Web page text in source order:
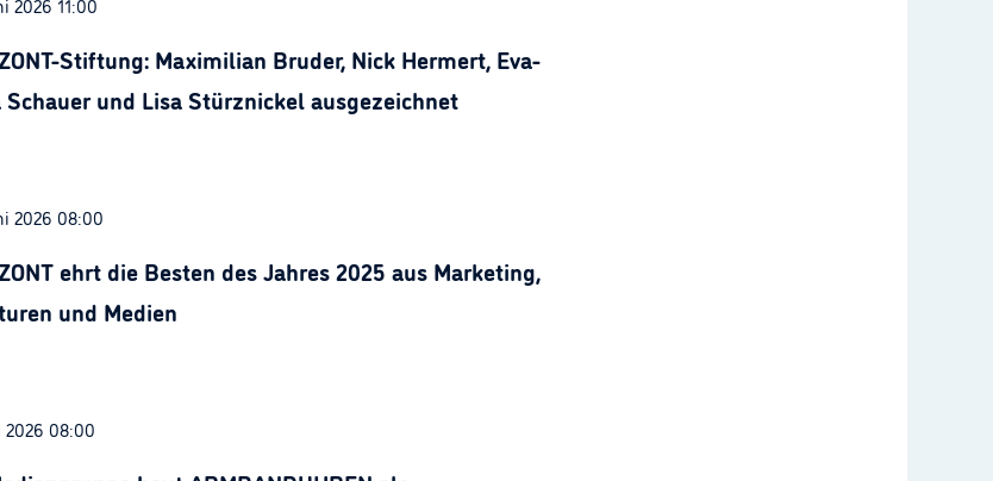
Stiftung: Maximilian Bruder, Nick Hermert, Eva-
Schauer und Lisa Stürznickel ausgezeichnet
2026 08:00
ehrt die Besten des Jahres 2025 aus Marketing,
und Medien
2026 08:00